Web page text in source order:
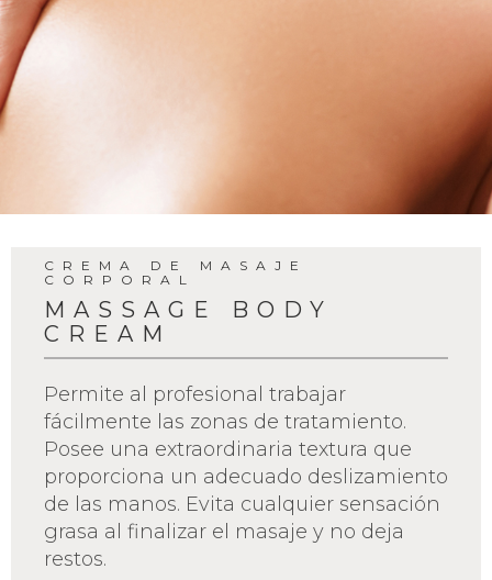
CREMA DE MASAJE
CORPORAL
MASSAGE BODY
CREAM
Permite al profesional trabajar
fácilmente las zonas de tratamiento.
Posee una extraordinaria textura que
proporciona un adecuado deslizamiento
de las manos. Evita cualquier sensación
grasa al finalizar el masaje y no deja
restos.